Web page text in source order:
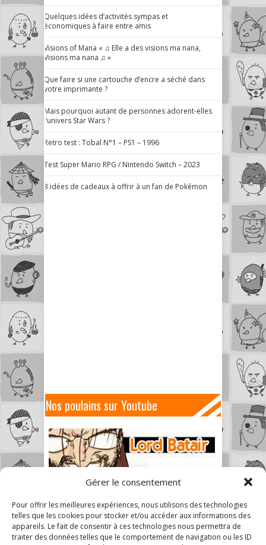
Gérer le consentement
Pour offrir les meilleures expériences, nous utilisons des technologies
telles que les cookies pour stocker et/ou accéder aux informations des
appareils. Le fait de consentir à ces technologies nous permettra de
traiter des données telles que le comportement de navigation ou les ID
Quelques idées d’activités sympas et
économiques à faire entre amis
Visions of Mana « ♫ Elle a des visions ma nana,
Visions ma nana ♫ »
Que faire si une cartouche d’encre a séché dans
votre imprimante ?
Mais pourquoi autant de personnes adorent-elles
l’univers Star Wars ?
Retro test : Tobal N°1 – PS1 – 1996
Test Super Mario RPG / Nintendo Switch – 2023
3 idées de cadeaux à offrir à un fan de Pokémon
Nos poulains sur Youtube